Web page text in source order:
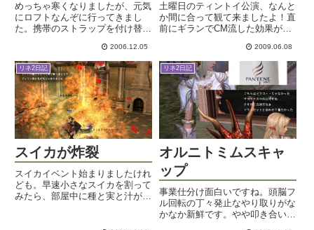
めっちゃ寒くなりましたが、元気
にロフトなんぞに行ってきまし
た。携帯のストラップを付け替え
い、ついでにガラスにペタペタ貼
るクリスマスジェルアートも買い
ました。なんとなく洗面所の鏡の
隅っこに貼ってみて、クリスマス
気分...
2006.12.05
土曜日のティントイ公演、なんと
か間に合って観て来ましたよ！直
前にギランでCM流した効果があ
見かけましたね。会場はアデンコ
ロシアム。演出に必要とは言え、
妨害工作も十分考えられる状況で
はありましたが、公演中無粋な
ジ...
2009.06.08
リネ2日記
スイカが炸裂
スイカイベント始まりましたけれ
ども。早速小さなスイカを割って
みたら、部屋中に種と実と汁が炸
リネ2日記
オルニトミムスキャ
ップ
事業仕分け面白いですね。頭脳フ
ル回転の丁々発止なやり取りがな
かなか新鮮です。やや叩き合いの